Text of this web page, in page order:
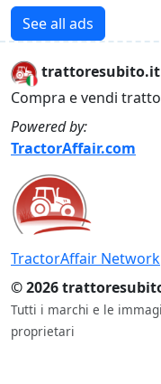
See all ads
trattoresubito.it
Compra e vendi
Powered by:
TractorAffair.com
TractorAffair Network
© 2026
Tutti i marchi e le
proprietari